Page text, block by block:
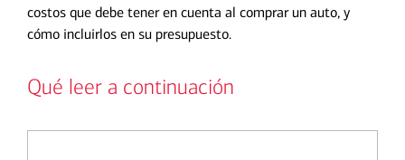
costos que debe tener en cuenta al comprar un auto, y
cómo incluirlos en su presupuesto.
Qué leer a continuación